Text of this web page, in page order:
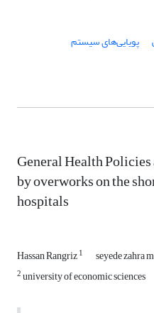
پویایی‌های سیستم
General Health
by overworks on the
hospitals
Hassan Rangriz1 seyede zahra
2university of economic sciences